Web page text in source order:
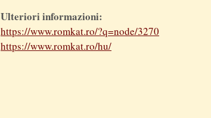
Ulteriori informazioni:
https://www.romkat.ro/?q=node/3270
https://www.romkat.ro/hu/